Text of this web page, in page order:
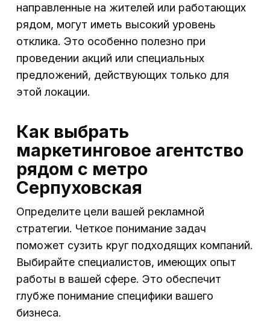
направленные на жителей или работающих
рядом, могут иметь высокий уровень
отклика. Это особенно полезно при
проведении акций или специальных
предложений, действующих только для
этой локации.
Как выбрать
маркетинговое агентство
рядом с метро
Серпуховская
Определите цели вашей рекламной
стратегии. Четкое понимание задач
поможет сузить круг подходящих компаний.
Выбирайте специалистов, имеющих опыт
работы в вашей сфере. Это обеспечит
глубже понимание специфики вашего
бизнеса.